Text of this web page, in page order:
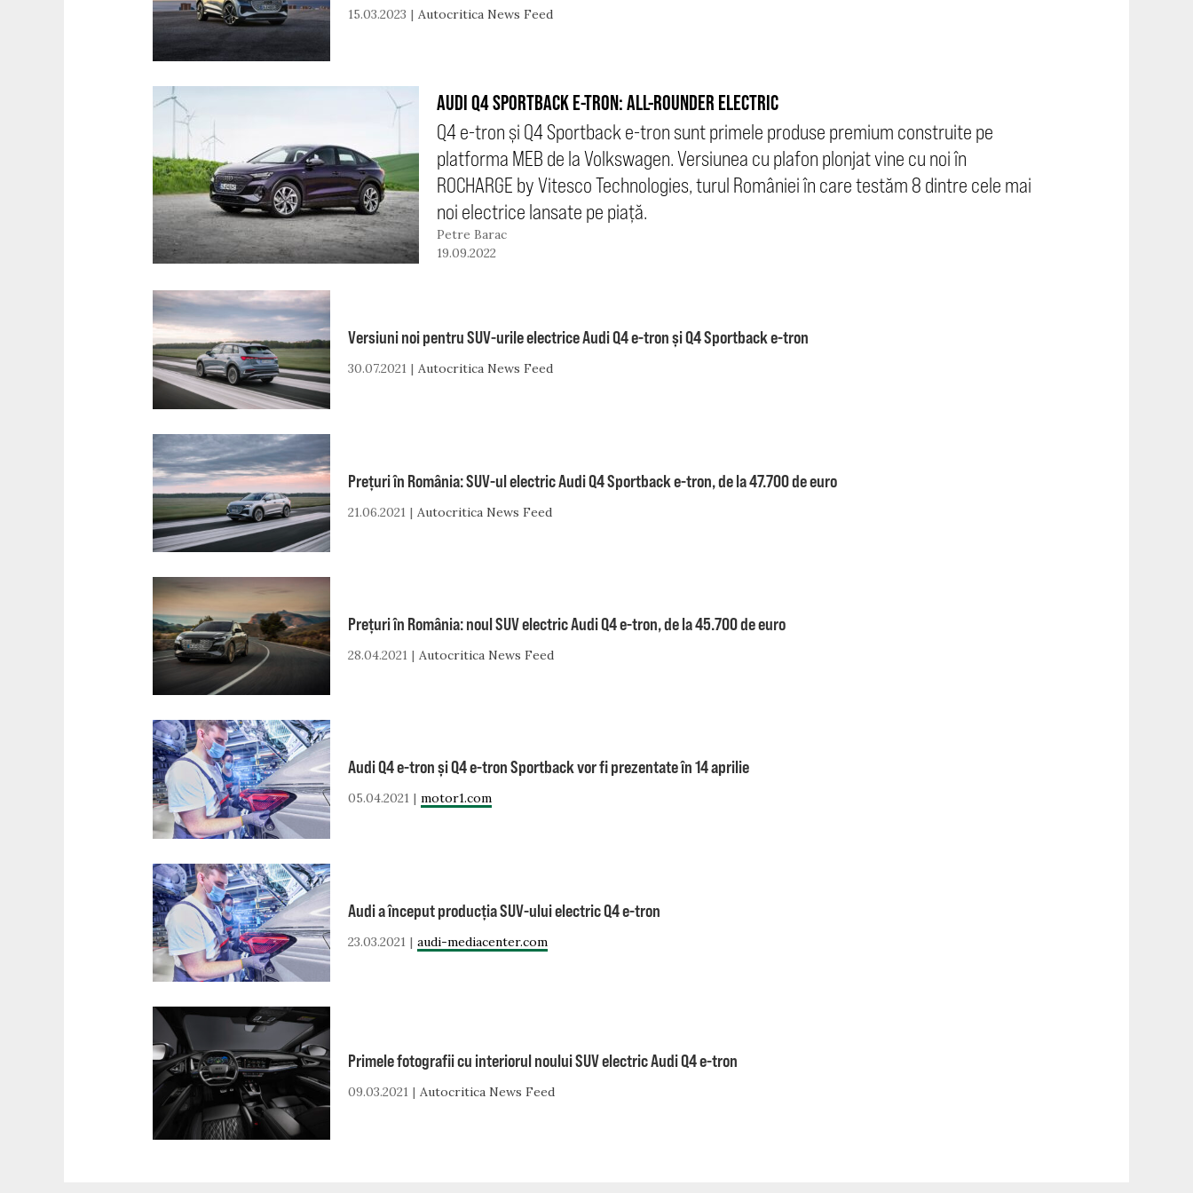
15.03.2023 Autocritica News Feed
AUDI Q4 SPORTBACK E-TRON: ALL-ROUNDER ELECTRIC
Q4 e-tron și Q4 Sportback e-tron sunt primele produse premium construite pe
platforma MEB de la Volkswagen. Versiunea cu plafon plonjat vine cu noi în
ROCHARGE by Vitesco Technologies, turul României în care testăm 8 dintre cele mai
noi electrice lansate pe piață.
Petre Barac
19.09.2022
Versiuni noi pentru SUV-urile electrice Audi Q4 e-tron și Q4 Sportback e-tron
30.07.2021 Autocritica News Feed
Prețuri în România: SUV-ul electric Audi Q4 Sportback e-tron, de la 47.700 de euro
21.06.2021 Autocritica News Feed
Prețuri în România: noul SUV electric Audi Q4 e-tron, de la 45.700 de euro
28.04.2021 Autocritica News Feed
Audi Q4 e-tron și Q4 e-tron Sportback vor fi prezentate în 14 aprilie
05.04.2021 motor1.com
Audi a început producția SUV-ului electric Q4 e-tron
23.03.2021 audi-mediacenter.com
Primele fotografii cu interiorul noului SUV electric Audi Q4 e-tron
09.03.2021 Autocritica News Feed